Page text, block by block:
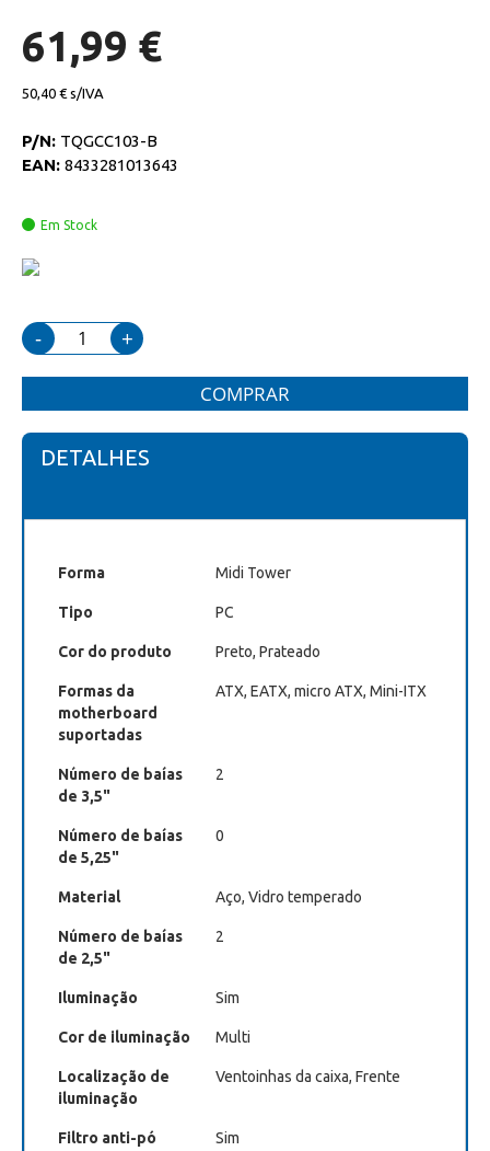
61,99 €
50,40 €
P/N: TQGCC103-B
EAN: 8433281013643
Em Stock
- +
COMPRAR
DETALHES
Forma Midi Tower
Tipo PC
Cor do produto Preto, Prateado
Formas da
motherboard
suportadas
ATX, EATX, micro ATX, Mini-ITX
Número de baías
de 3,5"
2
Número de baías
de 5,25"
0
Material Aço, Vidro temperado
Número de baías
de 2,5"
2
Iluminação Sim
Cor de iluminação Multi
Localização de
iluminação
Ventoinhas da caixa, Frente
Filtro anti-pó Sim